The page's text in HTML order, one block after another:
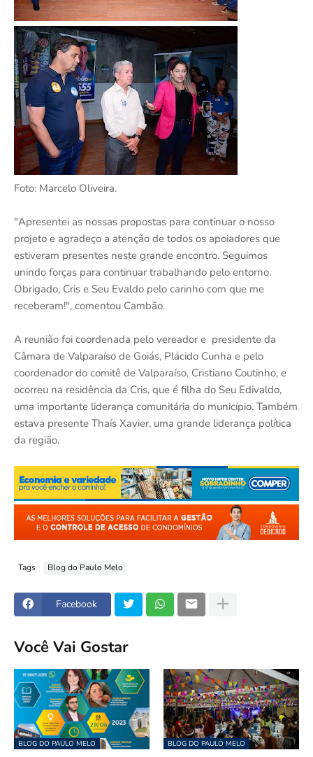
Foto: Marcelo Oliveira.
"Apresentei as nossas propostas para continuar o nosso
projeto e agradeço a atenção de todos os apoiadores que
estiveram presentes neste grande encontro. Seguimos
unindo forças para continuar trabalhando pelo entorno.
Obrigado, Cris e Seu Evaldo pelo carinho com que me
receberam!", comentou Cambão.
A reunião foi coordenada pelo vereador e presidente da
Câmara de Valparaíso de Goiás, Plácido Cunha e pelo
coordenador do comitê de Valparaíso, Cristiano Coutinho, e
ocorreu na residência da Cris, que é filha do Seu Edivaldo,
uma importante liderança comunitária do município. Também
estava presente Thaís Xavier, uma grande liderança política
da região.
Tags Blog do Paulo Melo
Facebook
Você Vai Gostar
BLOG DO PAULO MELO BLOG DO PAULO MELO